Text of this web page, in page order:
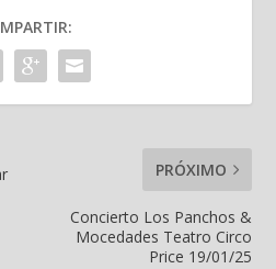
PRÓXIMO
Concierto Los Panchos &
Mocedades Teatro Circo
Price 19/01/25